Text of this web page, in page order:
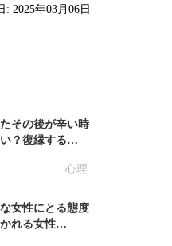
: 2025年03月06日
心理
その後が辛い時
？復縁する…
女性にとる態度
れる女性…